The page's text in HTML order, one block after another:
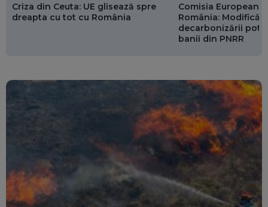
Criza din Ceuta: UE glisează spre
dreapta cu tot cu România
Comisia Europeană
România:
decarbonizării pot
banii din PNRR